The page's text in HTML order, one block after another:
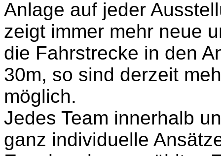
Anlage auf jeder
zeigt immer mehr neue
die Fahrstrecke in den
30m, so sind derzeit
möglich.
Jedes Team innerhalb
ganz individuelle